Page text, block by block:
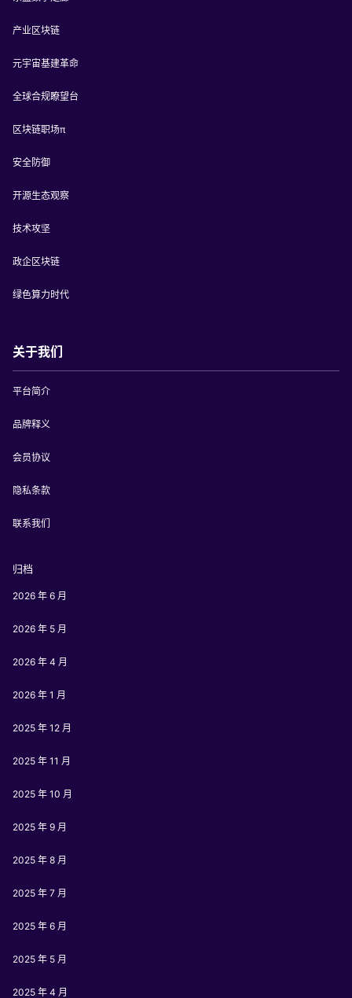
产业区块链
元宇宙基建革命
全球合规瞭望台
区块链职场π
安全防御
开源生态观察
技术攻坚
政企区块链
绿色算力时代
关于我们
平台简介
品牌释义
会员协议
隐私条款
联系我们
归档
2026 年 6 月
2026 年 5 月
2026 年 4 月
2026 年 1 月
2025 年 12 月
2025 年 11 月
2025 年 10 月
2025 年 9 月
2025 年 8 月
2025 年 7 月
2025 年 6 月
2025 年 5 月
2025 年 4 月